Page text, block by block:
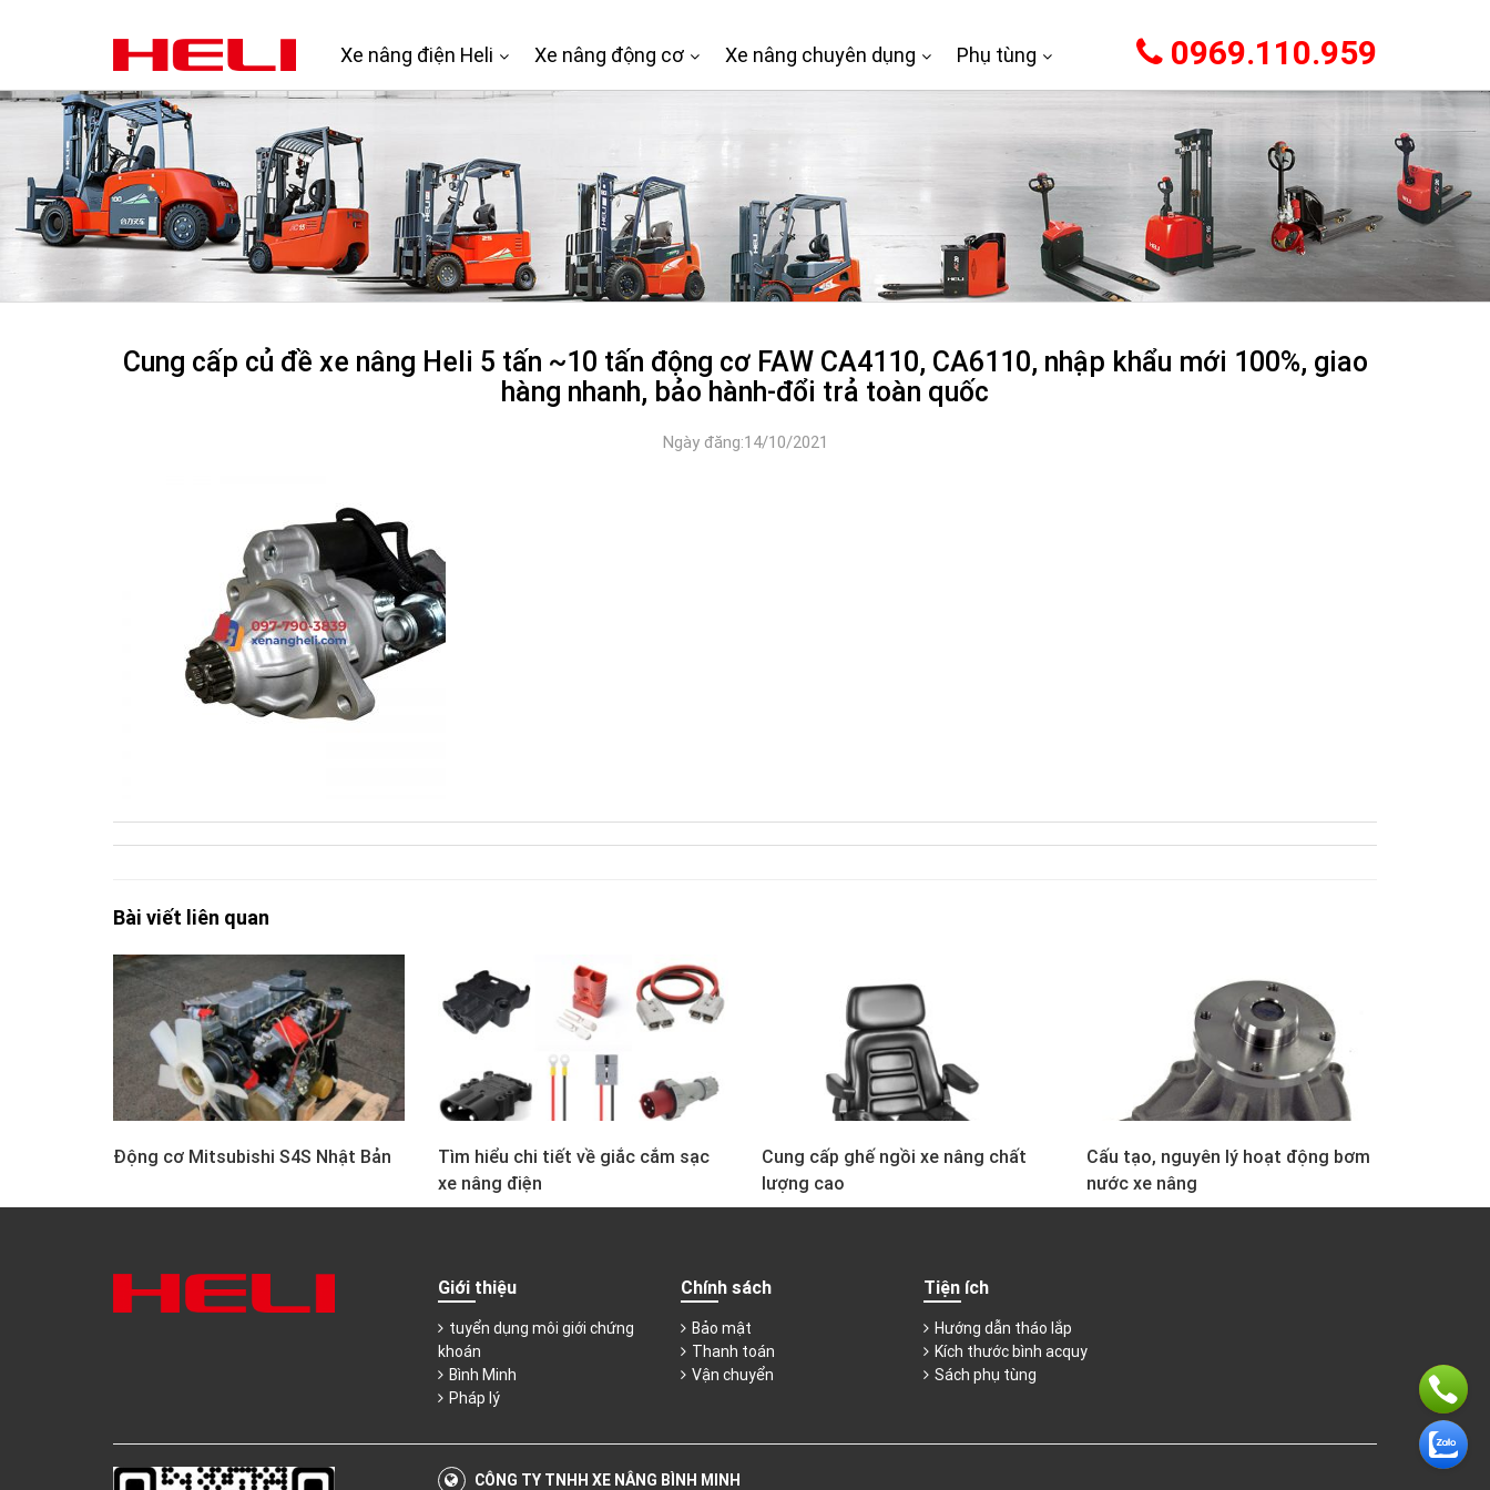
Xe nâng điện Heli Xe nâng động cơ Xe nâng chuyên dụng Phụ tùng 0969.110.959
Cung cấp củ đề xe nâng Heli 5 tấn ~10 tấn động cơ FAW CA4110, CA6110, nhập khẩu mới 100%, giao
hàng nhanh, bảo hành-đổi trả toàn quốc
Ngày đăng:14/10/2021
Bài viết liên quan
Động cơ Mitsubishi S4S Nhật Bản
Tìm hiểu chi tiết về giắc cắm sạc
xe nâng điện
Cung cấp ghế ngồi xe nâng chất
lượng cao
Cấu tạo, nguyên lý hoạt động bơm
nước xe nâng
Giới thiệu
tuyển dụng môi giới chứng
khoán
Bình Minh
Pháp lý
Chính sách
Bảo mật
Thanh toán
Vận chuyển
Tiện ích
Hướng dẫn tháo lắp
Kích thước bình acquy
Sách phụ tùng
CÔNG TY TNHH XE NÂNG BÌNH MINH